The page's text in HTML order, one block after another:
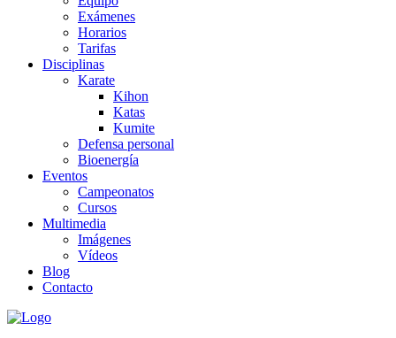
Exámenes
Horarios
Tarifas
Disciplinas
Karate
Kihon
Katas
Kumite
Defensa personal
Bioenergía
Eventos
Campeonatos
Cursos
Multimedia
Imágenes
Vídeos
Blog
Contacto